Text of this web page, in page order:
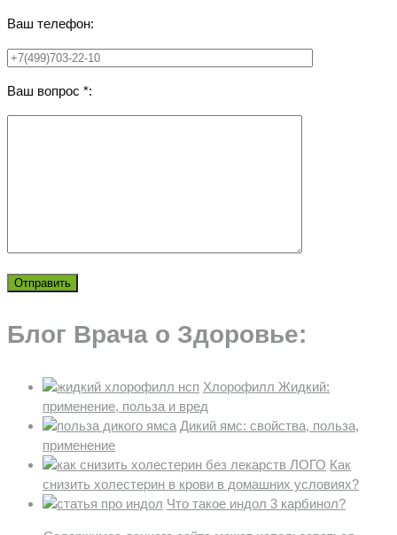
Ваш телефон:
Ваш вопрос *:
Блог Врача о Здоровье:
Хлорофилл Жидкий:
применение, польза и вред
Дикий ямс: свойства, польза,
применение
Как
снизить холестерин в крови в домашних условиях?
Что такое индол 3 карбинол?